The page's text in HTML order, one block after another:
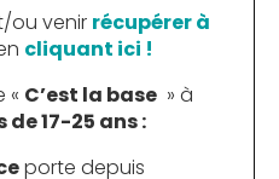
venir récupérer à
cliquant ici !
« C’est la base» à
de 17-25 ans :
porte depuis